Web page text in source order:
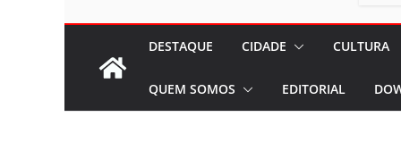
com
“Marcelo
DESTAQUE CIDADE CULTURA
QUEM SOMOS EDITORIAL